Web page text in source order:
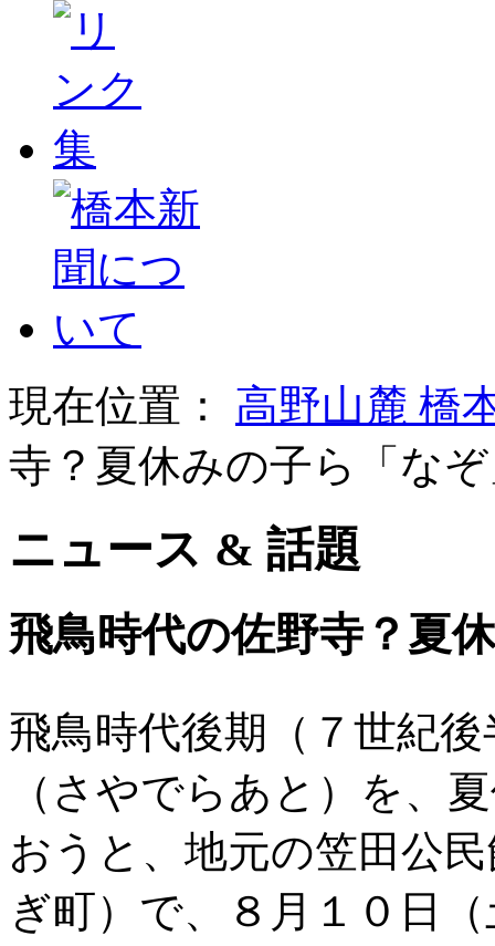
現在位置： 高野山麓 橋
寺？夏休みの子ら「な
ニュース & 話題
飛鳥時代の佐野寺？夏
飛鳥時代後期（７世紀
（さやでらあと）を、
おうと、地元の笠田公
ぎ町）で、８月１０日